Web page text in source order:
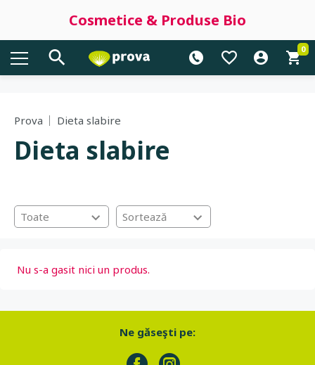
Cosmetice & Produse Bio
0
Prova Dieta slabire
Dieta slabire
Toate Sortează
Nu s-a gasit nici un produs.
Ne găseşti pe: